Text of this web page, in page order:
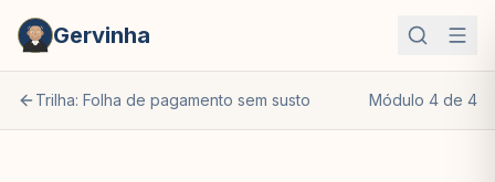
Gervinha
Trilha: Folha de pagamento sem susto Módulo 4 de 4